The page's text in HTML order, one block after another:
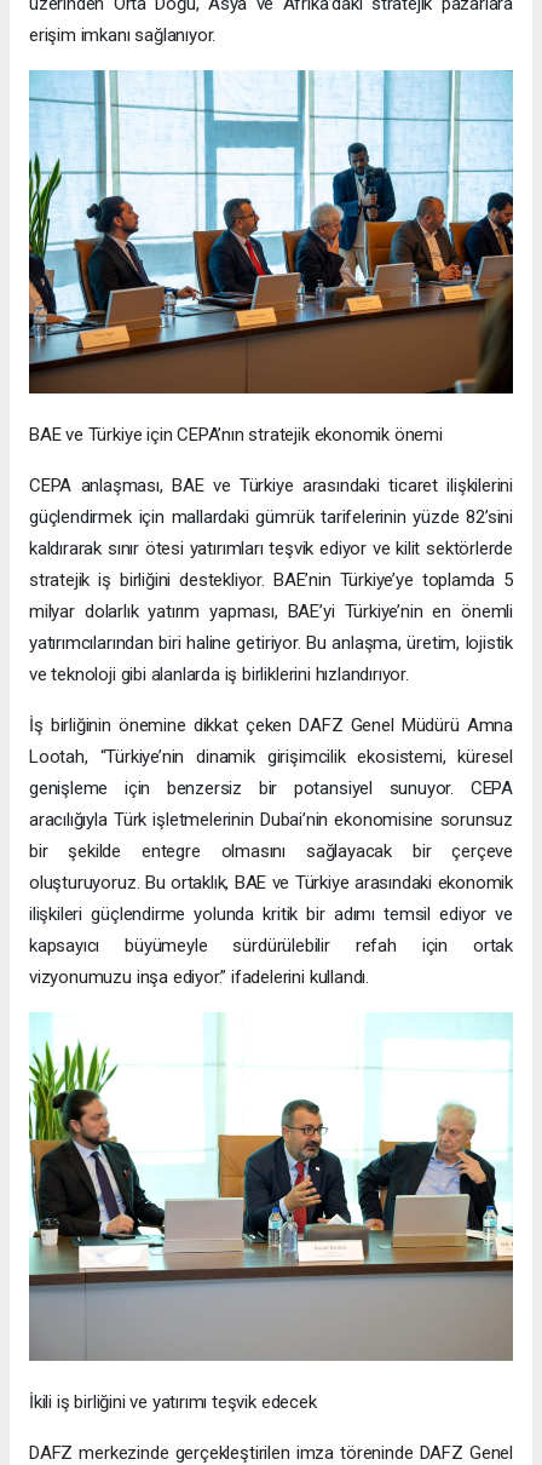
erişim imkanı sağlanıyor.
BAE ve Türkiye için CEPA’nın stratejik ekonomik önemi
CEPA anlaşması, BAE ve Türkiye arasındaki ticaret ilişkilerini
güçlendirmek için mallardaki gümrük tarifelerinin yüzde 82’sini
kaldırarak sınır ötesi yatırımları teşvik ediyor ve kilit sektörlerde
stratejik iş birliğini destekliyor. BAE’nin Türkiye’ye toplamda 5
milyar dolarlık yatırım yapması, BAE’yi Türkiye’nin en önemli
yatırımcılarından biri haline getiriyor. Bu anlaşma, üretim, lojistik
ve teknoloji gibi alanlarda iş birliklerini hızlandırıyor.
İş birliğinin önemine dikkat çeken DAFZ Genel Müdürü Amna
Lootah, “Türkiye’nin dinamik girişimcilik ekosistemi, küresel
genişleme için benzersiz bir potansiyel sunuyor. CEPA
aracılığıyla Türk işletmelerinin Dubai’nin ekonomisine sorunsuz
bir şekilde entegre olmasını sağlayacak bir çerçeve
oluşturuyoruz. Bu ortaklık, BAE ve Türkiye arasındaki ekonomik
ilişkileri güçlendirme yolunda kritik bir adımı temsil ediyor ve
kapsayıcı büyümeyle sürdürülebilir refah için ortak
vizyonumuzu inşa ediyor.” ifadelerini kullandı.
İkili iş birliğini ve yatırımı teşvik edecek
DAFZ merkezinde gerçekleştirilen imza töreninde DAFZ Genel